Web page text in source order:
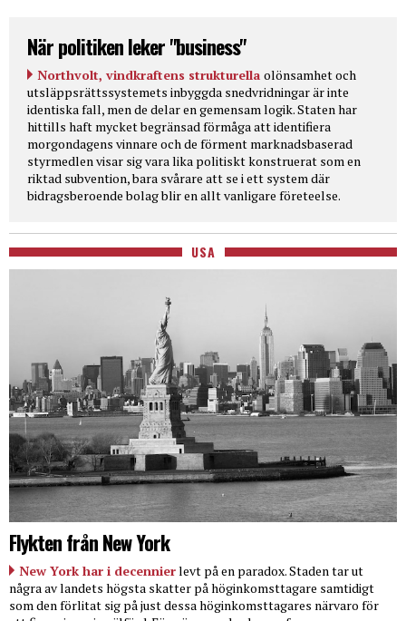
När politiken leker "business"
Northvolt, vindkraftens strukturella olönsamhet och
utsläppsrättssystemets inbyggda snedvridningar är inte
identiska fall, men de delar en gemensam logik. Staten har
hittills haft mycket begränsad förmåga att identifiera
morgondagens vinnare och de förment marknadsbaserad
styrmedlen visar sig vara lika politiskt konstruerat som en
riktad subvention, bara svårare att se i ett system där
bidragsberoende bolag blir en allt vanligare företeelse.
USA
Flykten från New York
New York har i decennierlevt på en paradox. Staden tar ut
några av landets högsta skatter på höginkomsttagare samtidigt
som den förlitat sig på just dessa höginkomsttagares närvaro för